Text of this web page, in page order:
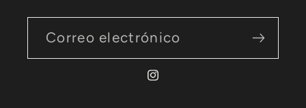
Correo electrónico
Instagram